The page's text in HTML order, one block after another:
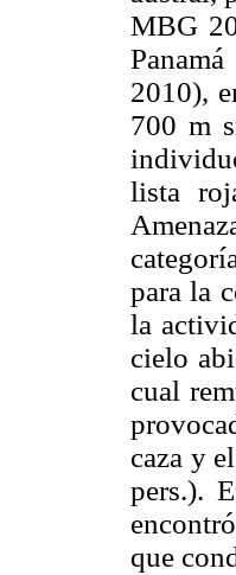
MBG
2010),
700 m
lista
para la
la
cielo
cual
caza y
pers.).
que